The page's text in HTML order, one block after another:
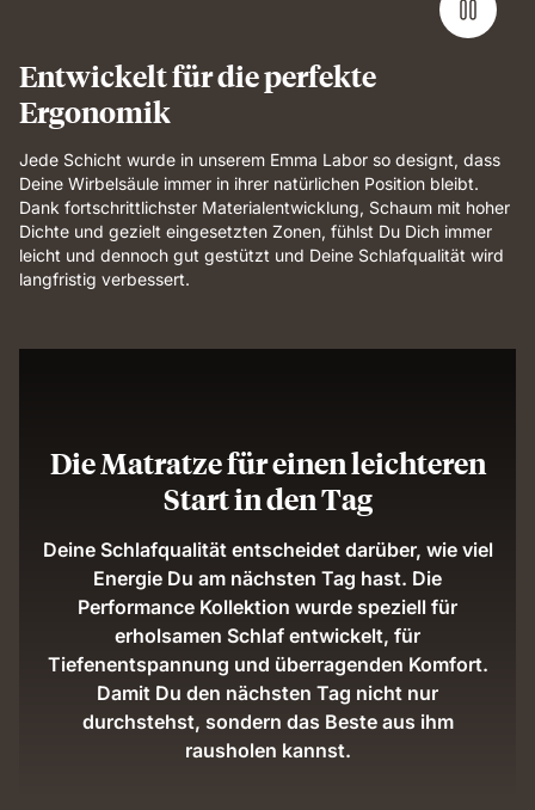
Entwickelt für die perfekte
Ergonomik
Jede Schicht wurde in unserem Emma Labor so designt, dass
Deine Wirbelsäule immer in ihrer natürlichen Position bleibt.
Dank fortschrittlichster Materialentwicklung, Schaum mit hoher
Dichte und gezielt eingesetzten Zonen, fühlst Du Dich immer
leicht und dennoch gut gestützt und Deine Schlafqualität wird
langfristig verbessert.
Die Matratze für einen leichteren
Start in den Tag
Deine Schlafqualität entscheidet darüber, wie viel
Energie Du am nächsten Tag hast. Die
Performance Kollektion wurde speziell für
erholsamen Schlaf entwickelt, für
Tiefenentspannung und überragenden Komfort.
Damit Du den nächsten Tag nicht nur
durchstehst, sondern das Beste aus ihm
rausholen kannst.